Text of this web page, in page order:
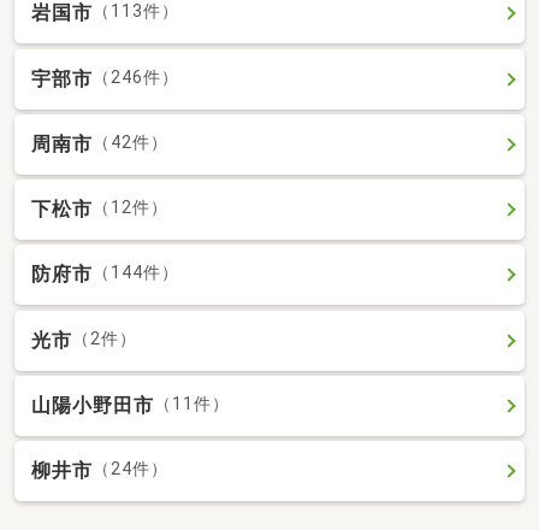
岩国市 （113件）
宇部市 （246件）
周南市 （42件）
下松市 （12件）
防府市 （144件）
光市 （2件）
山陽小野田市 （11件）
柳井市 （24件）